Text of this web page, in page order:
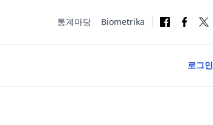
통계마당 Biometrika
로그인